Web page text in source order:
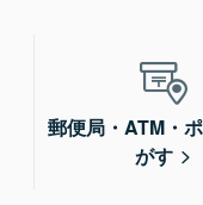
郵便局・ATM・
がす